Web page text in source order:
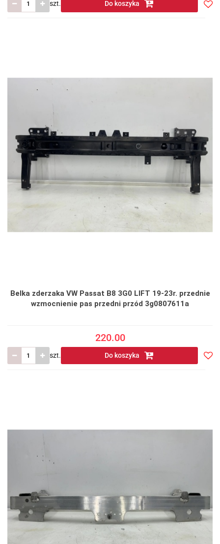
szt. Do koszyka
Belka zderzaka VW Passat B8 3G0 LIFT 19-23r. przednie
wzmocnienie pas przedni przód 3g0807611a
220.00
szt. Do koszyka